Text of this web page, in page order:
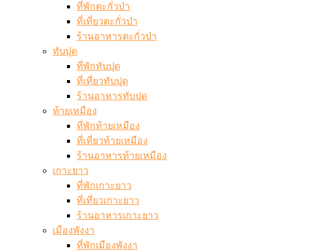
ที่พักตะกั่วป่า
ที่เที่ยวตะกั่วป่า
ร้านอาหารตะกั่วป่า
ทับปุด
ที่พักทับปุด
ที่เที่ยวทับปุด
ร้านอาหารทับปุด
ท้ายเหมือง
ที่พักท้ายเหมือง
ที่เที่ยวท้ายเหมือง
ร้านอาหารท้ายเหมือง
เกาะยาว
ที่พักเกาะยาว
ที่เที่ยวเกาะยาว
ร้านอาหารเกาะยาว
เมืองพังงา
ที่พักเมืองพังงา